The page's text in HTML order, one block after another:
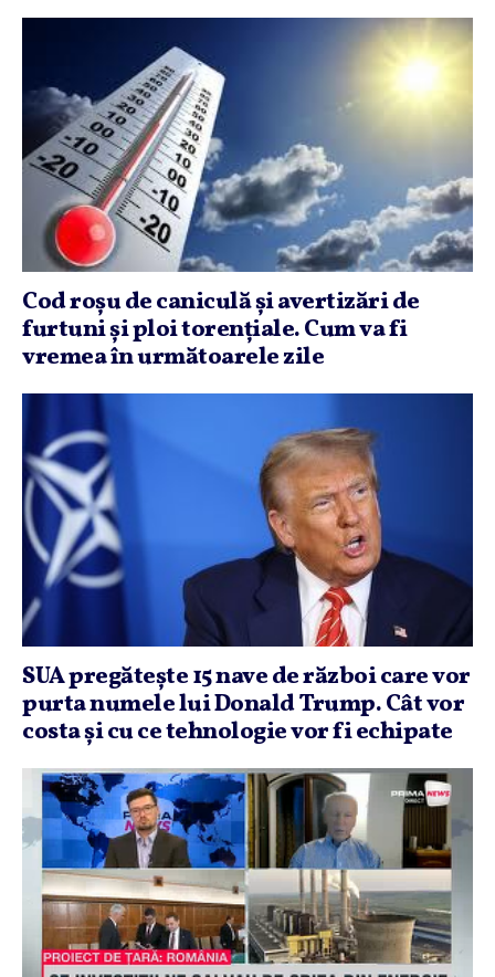
Cod roşu de caniculă şi avertizări de
furtuni şi ploi torenţiale. Cum va fi
vremea în următoarele zile
SUA pregăteşte 15 nave de război care vor
purta numele lui Donald Trump. Cât vor
costa şi cu ce tehnologie vor fi echipate